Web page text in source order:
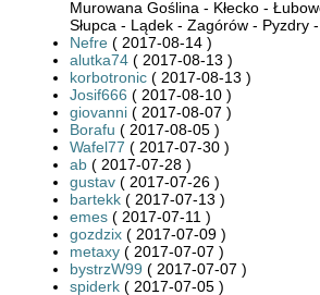
Murowana Goślina - Kłecko -
Słupca - Lądek - Zagórów - Pyzdry
Nefre ( 2017-08-14 )
alutka74 ( 2017-08-13 )
korbotronic ( 2017-08-13 )
Josif666 ( 2017-08-10 )
giovanni ( 2017-08-07 )
Borafu ( 2017-08-05 )
Wafel77 ( 2017-07-30 )
ab ( 2017-07-28 )
gustav ( 2017-07-26 )
bartekk ( 2017-07-13 )
emes ( 2017-07-11 )
gozdzix ( 2017-07-09 )
metaxy ( 2017-07-07 )
bystrzW99 ( 2017-07-07 )
spiderk ( 2017-07-05 )